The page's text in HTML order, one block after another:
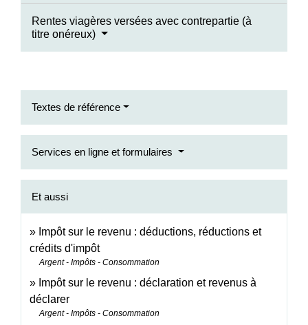
Rentes viagères versées avec contrepartie (à
titre onéreux)
Textes de référence
Services en ligne et formulaires
Et aussi
Impôt sur le revenu : déductions, réductions et
crédits d'impôt
Argent - Impôts - Consommation
Impôt sur le revenu : déclaration et revenus à
déclarer
Argent - Impôts - Consommation